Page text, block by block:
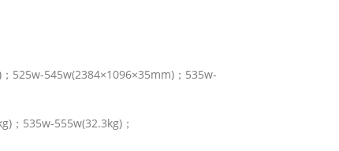
525w-545w(2384×1096×35mm)；535w-
；535w-555w(32.3kg)；